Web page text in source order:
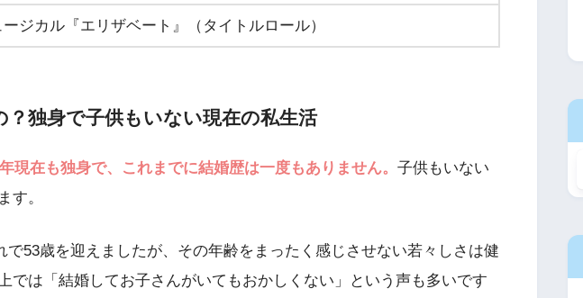
ージカル『エリザベート』（タイトルロール）
？独身で子供もいない現在の私生活
現在も独身で、これまでに結婚歴は一度もありません。 子供もいない
す。
で53歳を迎えましたが、その年齢をまったく感じさせない若々しさは健
では「結婚してお子さんがいてもおかしくない」という声も多いです